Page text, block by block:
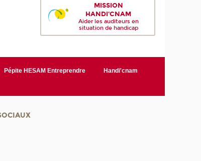
MISSION
HANDI'CNAM
Aider les auditeurs en
situation de handicap
Pépite HESAM Entreprendre
Handi'cnam